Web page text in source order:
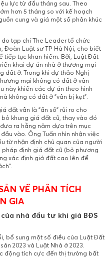
lực từ đầu tháng sau. Theo
hơn 5 tháng so với kế hoạch
cung và giá một số phân khúc
do tạp chí The Leader tổ chức
Đoàn Luật sư TP Hà Nội, cho biết
tiếp tục khan hiếm. Bởi, Luật Đất
khai dự án nhà ở thương mại
đất ở. Trong khi dự thảo Nghị
mại không có đất ở vẫn
này khiến các dự án theo hình
không có đất ở "vẫn bị kẹt".
đất vẫn là "ẩn số" rủi ro cho
khung giá đất cũ, thay vào đó
ra hằng năm dựa trên mục
vào. Ông Tuấn nhìn nhận việc
từ nhận định chủ quan của người
định giá đất cũ (bỏ phương
xác định giá đất cao lên để
VỀ PHÂN TÍCH
GIA
nhà đầu tư khi giá BĐS
bổ sung một số điều của Luật Đất
2023 và Luật Nhà ở 2023.
động tích cực đến thị trường bất